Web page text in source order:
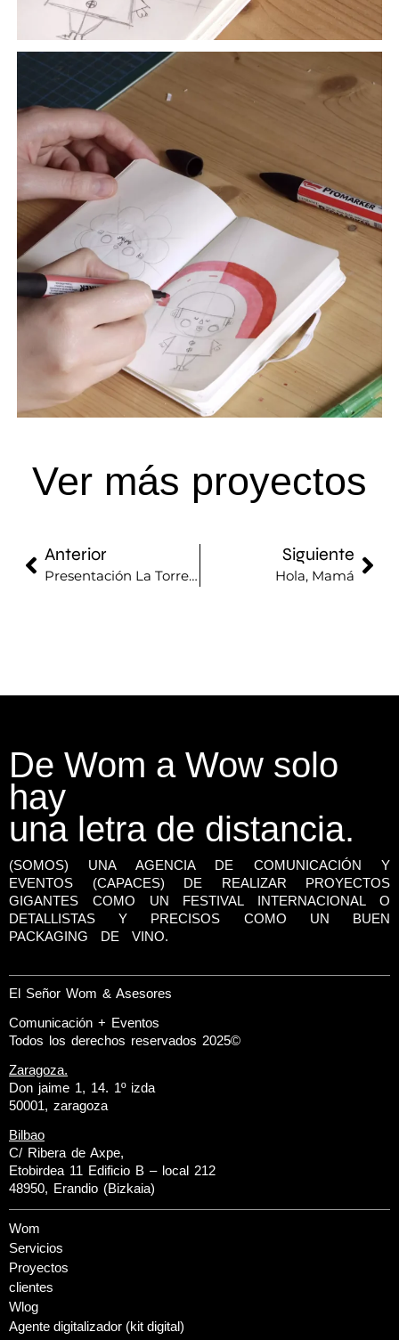
Ver más proyectos
Anterior
Presentación La Torre Outlet
Siguiente
Hola, Mamá
De Wom a Wow solo
hay
una letra de distancia.
(SOMOS) UNA AGENCIA DE COMUNICACIÓN Y
EVENTOS (CAPACES) DE REALIZAR PROYECTOS
GIGANTES COMO UN FESTIVAL INTERNACIONAL O
DETALLISTAS Y PRECISOS COMO UN BUEN
PACKAGING DE VINO.
El Señor Wom & Asesores
Comunicación + Eventos
Todos los derechos reservados 2025©
Zaragoza.
Don jaime 1, 14. 1º izda
50001, zaragoza
Bilbao
C/ Ribera de Axpe,
Etobirdea 11 Edificio B – local 212
48950, Erandio (Bizkaia)
Wom
Servicios
Proyectos
clientes
Wlog
Agente digitalizador (kit digital)